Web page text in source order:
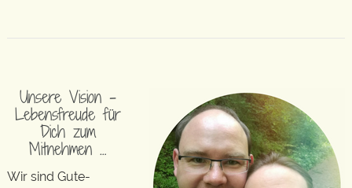
Unsere Vision –
Lebensfreude für
Dich zum
Mitnehmen …
Wir sind Gute-